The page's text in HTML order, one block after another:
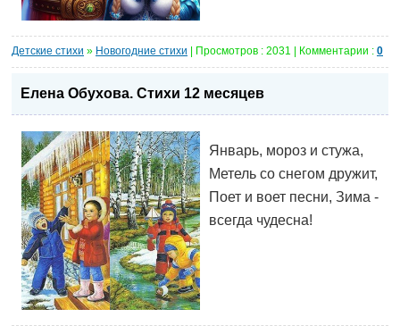
Детские стихи » Новогодние стихи | Просмотров : 2031 | Комментарии : 0
Елена Обухова. Стихи 12 месяцев
Январь, мороз и стужа,
Метель со снегом дружит,
Поет и воет песни, Зима -
всегда чудесна!